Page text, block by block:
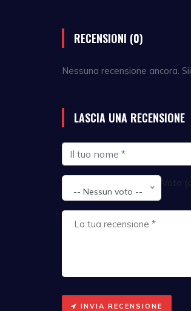
RECENSIONI (0)
Nessuna recensione ancora.
LASCIA UNA RECENSIONE
Voto
-- Nessun voto --
INVIA RECENSIONE